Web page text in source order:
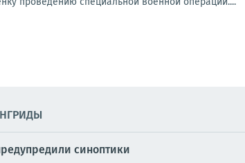
синоптики